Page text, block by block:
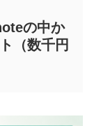
の中か
（数千円